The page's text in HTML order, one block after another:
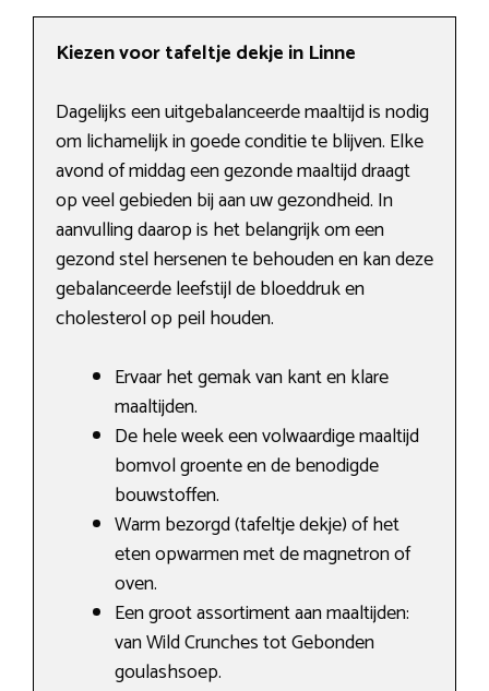
Kiezen voor tafeltje dekje in Linne
Dagelijks een uitgebalanceerde maaltijd is nodig
om lichamelijk in goede conditie te blijven. Elke
avond of middag een gezonde maaltijd draagt
op veel gebieden bij aan uw gezondheid. In
aanvulling daarop is het belangrijk om een
gezond stel hersenen te behouden en kan deze
gebalanceerde leefstijl de bloeddruk en
cholesterol op peil houden.
Ervaar het gemak van kant en klare
maaltijden.
De hele week een volwaardige maaltijd
bomvol groente en de benodigde
bouwstoffen.
Warm bezorgd (tafeltje dekje) of het
eten opwarmen met de magnetron of
oven.
Een groot assortiment aan maaltijden:
van Wild Crunches tot Gebonden
goulashsoep.